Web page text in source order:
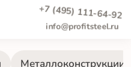
+7 (495) 111-64-92
info@profitsteel.ru
Металлоконструкции